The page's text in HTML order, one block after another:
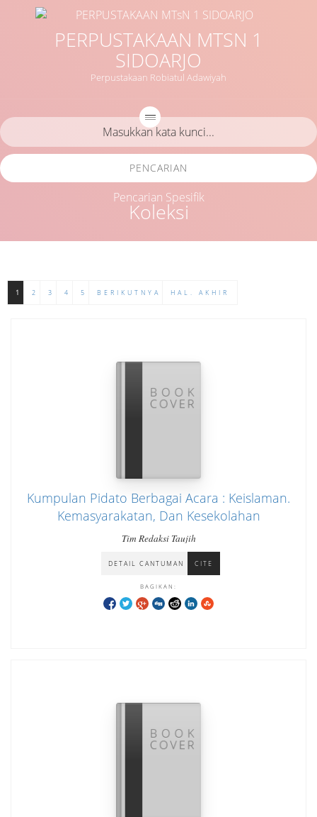
PERPUSTAKAAN MTSN 1
SIDOARJO
Perpustakaan Robiatul Adawiyah
Koleksi
PENCARIAN
Pencarian Spesifik
1 2 3 4 5 BERIKUTNYA HAL. AKHIR
Kumpulan Pidato Berbagai Acara : Keislaman.
Kemasyarakatan, Dan Kesekolahan
Tim Redaksi Taujih
DETAIL CANTUMAN CITE
BAGIKAN: